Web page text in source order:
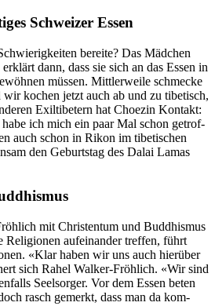
Schweizer Essen
bere­ite? Das Mäd­chen
dann, dass sie sich an das Essen in
müssen. Mit­tler­weile schmecke
kochen jet­zt auch ab und zu tibetisch,
Exilti­betern hat Choezin Kon­takt:
ich mich ein paar Mal schon getrof­
auch schon in Rikon im tibetis­chen
den Geburt­stag des Dalai Lamas
mit Chris­ten­tum und Bud­dhis­mus
Reli­gio­nen aufeinan­der tre­f­fen, führt
«Klar haben wir uns auch hierüber
sich Rahel Walk­er-Fröh­lich. «Wir sind
Seel­sorg­er. Vor dem Essen beten
rasch gemerkt, dass man da kom­